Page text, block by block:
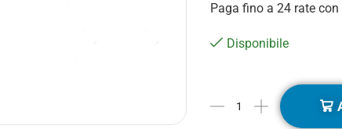
Paga fino a 24 rate con
Disponibile